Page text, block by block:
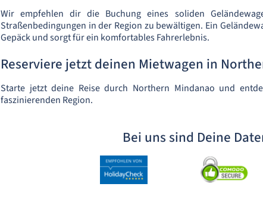
Wir empfehlen dir die Buchung eines soliden
Straßenbedingungen in der Region zu bewältigen. Ein
Gepäck und sorgt für ein komfortables Fahrerlebnis.
Reserviere jetzt deinen Mietwagen in
Starte jetzt deine Reise durch Northern Mindanao und
faszinierenden Region.
Bei uns sind Deine